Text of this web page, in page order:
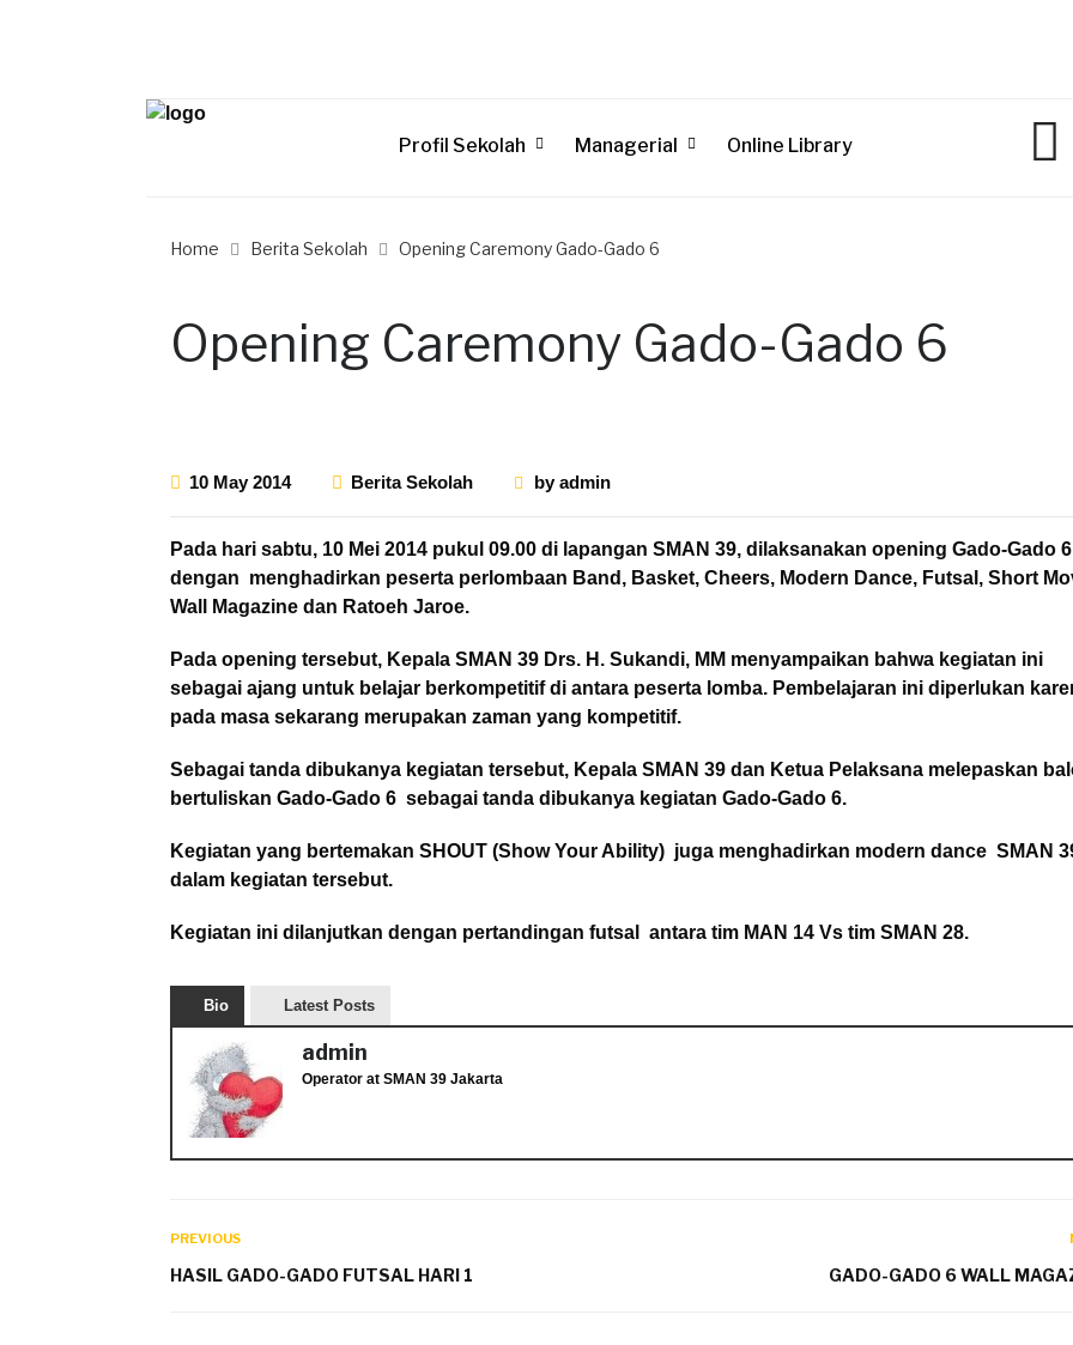
Profil Sekolah Managerial Online Library
Home Berita Sekolah Opening Caremony Gado-Gado 6
Opening Caremony Gado-Gado 6
10 May 2014 Berita Sekolah byadmin
Pada hari sabtu, 10 Mei 2014 pukul 09.00 di lapangan SMAN 39, dilaksanakan opening Gado-Gado 6
dengan menghadirkan peserta perlombaan Band, Basket, Cheers, Modern Dance, Futsal, Short
Wall Magazine dan Ratoeh Jaroe.
Pada opening tersebut, Kepala SMAN 39 Drs. H. Sukandi, MM menyampaikan bahwa kegiatan ini
sebagai ajang untuk belajar berkompetitif di antara peserta lomba. Pembelajaran ini diperlukan
pada masa sekarang merupakan zaman yang kompetitif.
Sebagai tanda dibukanya kegiatan tersebut, Kepala SMAN 39 dan Ketua Pelaksana melepaskan
bertuliskan Gado-Gado 6 sebagai tanda dibukanya kegiatan Gado-Gado 6.
Kegiatan yang bertemakan SHOUT (Show Your Ability) juga menghadirkan modern dance SMAN
dalam kegiatan tersebut.
Kegiatan ini dilanjutkan dengan pertandingan futsal antara tim MAN 14 Vs tim SMAN 28.
Bio Latest Posts
admin
Operator at SMAN 39 Jakarta
PREVIOUS
HASIL GADO-GADO FUTSAL HARI 1 GADO-GADO 6 WALL